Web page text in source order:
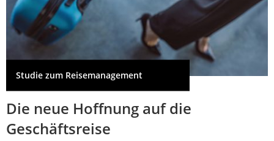
Studie zum Reisemanagement
Die neue Hoffnung auf die
Geschäftsreise